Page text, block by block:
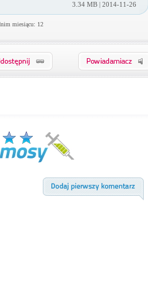
3.34 MB | 2014-11-26
miesiącu: 12